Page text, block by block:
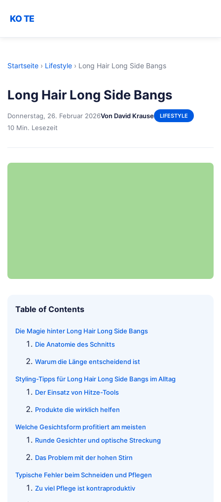
KO TE
Startseite › Lifestyle › Long Hair Long Side Bangs
Long Hair Long Side Bangs
Donnerstag, 26. Februar 2026Von David Krause LIFESTYLE
10 Min. Lesezeit
Table of Contents
Die Magie hinter Long Hair Long Side Bangs
Die Anatomie des Schnitts
Warum die Länge entscheidend ist
Styling-Tipps für Long Hair Long Side Bangs im Alltag
Der Einsatz von Hitze-Tools
Produkte die wirklich helfen
Welche Gesichtsform profitiert am meisten
Runde Gesichter und optische Streckung
Das Problem mit der hohen Stirn
Typische Fehler beim Schneiden und Pflegen
Zu viel Pflege ist kontraproduktiv